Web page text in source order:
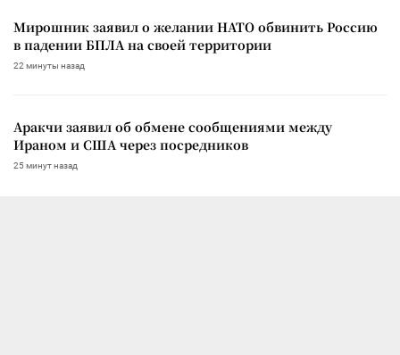
Мирошник заявил о желании НАТО обвинить Россию
в падении БПЛА на своей территории
22 минуты назад
Аракчи заявил об обмене сообщениями между
Ираном и США через посредников
25 минут назад